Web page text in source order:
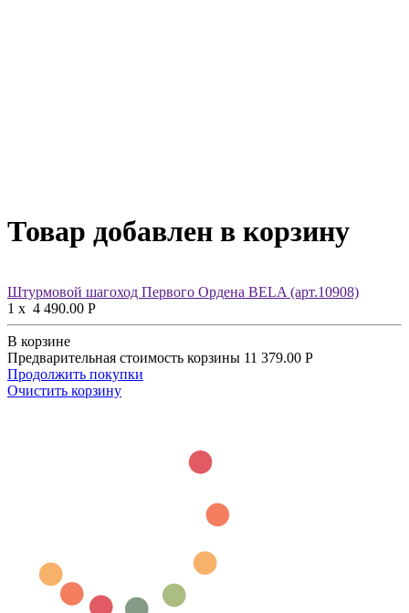
Товар добавлен в корзину
Штурмовой шагоход Первого Ордена BELA (арт.10908)
1 x 4 490.00 Р
В корзине
Предварительная стоимость корзины 11 379.00 Р
Продолжить покупки
Очистить корзину